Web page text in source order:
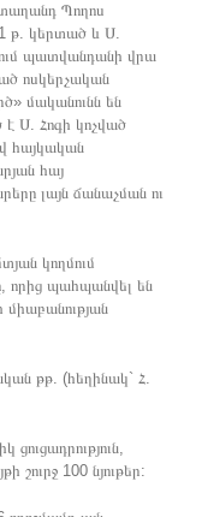
Պողոս
թ. կերտած և Ս.
պատվանդանի վրա
ոսկերչական
մականունն են
է Ս. Հոգի կոչված
հայկական
հայ
լայն ճանաչման ու
կողմում
որից պահպանվել են
թթ. (հեղինակ` Հ.
շուրջ 100 նյութեր: